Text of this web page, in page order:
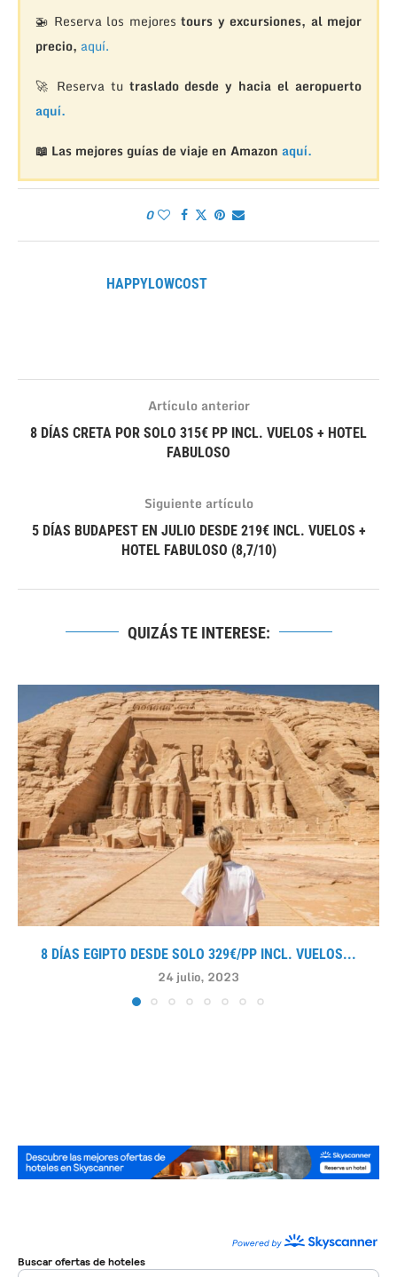
🚁 Reserva los mejorestours y excursiones, al mejor
precio, aquí.
🚀 Reserva tu traslado desde y hacia el aeropuerto
aquí.
📖 Las mejores guías de viaje en Amazon aquí.
0
HAPPYLOWCOST
Artículo anterior
8 DÍAS CRETA POR SOLO 315€ PP INCL. VUELOS + HOTEL
FABULOSO
Siguiente artículo
5 DÍAS BUDAPEST EN JULIO DESDE 219€ INCL. VUELOS +
HOTEL FABULOSO (8,7/10)
QUIZÁS TE INTERESE:
8 DÍAS EGIPTO DESDE SOLO 329€/PP INCL. VUELOS...
24 julio, 2023